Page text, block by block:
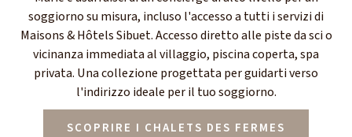
soggiorno su misura, incluso l'accesso a tutti i servizi di
Maisons & Hôtels Sibuet. Accesso diretto alle piste da sci o
vicinanza immediata al villaggio, piscina coperta, spa
privata. Una collezione progettata per guidarti verso
l'indirizzo ideale per il tuo soggiorno.
SCOPRIRE I CHALETS DES FERMES